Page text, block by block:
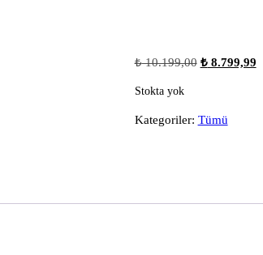
₺10.199,00 Orijinal
₺8.799,99Şu
Stokta yok
Kategoriler: Tümü